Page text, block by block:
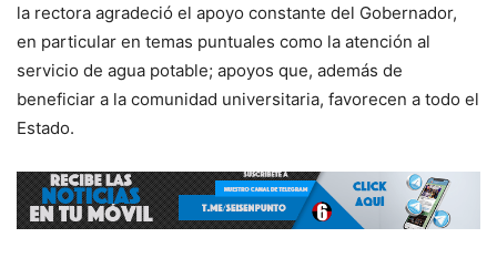
la rectora agradeció el apoyo constante del Gobernador,
en particular en temas puntuales como la atención al
servicio de agua potable; apoyos que, además de
beneficiar a la comunidad universitaria, favorecen a todo el
Estado.